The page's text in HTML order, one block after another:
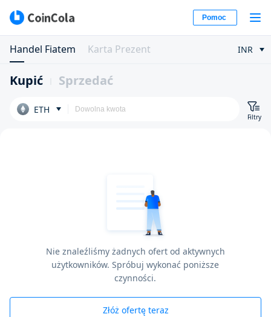
Pomoc
Handel Fiatem Karta Prezent INR
Kupić Sprzedać
ETH
Filtry
Nie znaleźliśmy żadnych ofert od aktywnych
użytkowników. Spróbuj wykonać poniższe
czynności.
Złóż ofertę teraz